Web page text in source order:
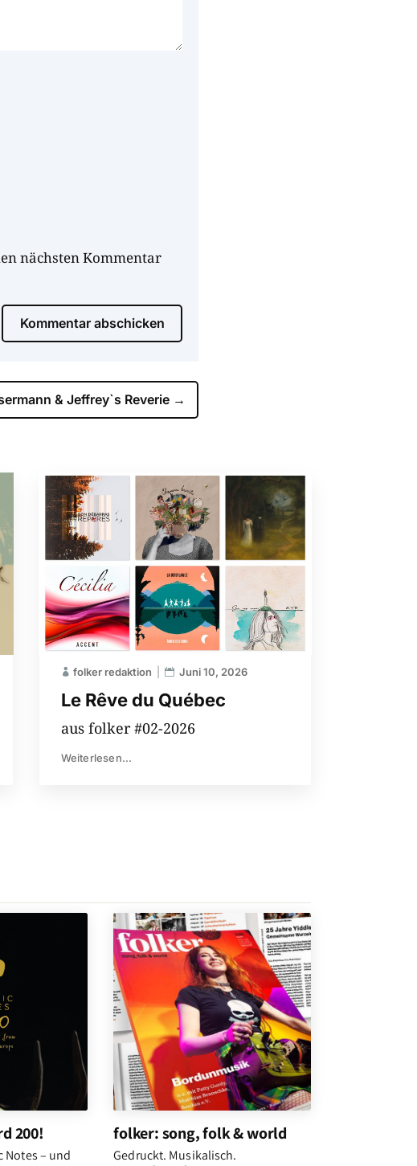
nächsten Kommentar
Kommentar abschicken
& Jeffrey`s Reverie →
Le Rêve du Québec
folker redaktion Juni 10, 2026
aus folker #02-2026
Weiterlesen...
200!
Notes – und
folker: song, folk & world
Gedruckt. Musikalisch.